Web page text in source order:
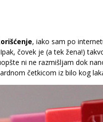
, iako sam po
čovek je (a tek žena!)
ni ne razmišljam dok
četkicom iz bilo kog